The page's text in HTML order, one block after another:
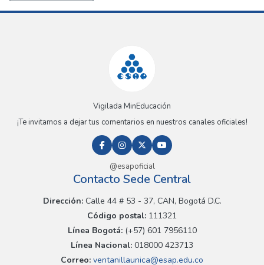
Vigilada MinEducación
¡Te invitamos a dejar tus comentarios en nuestros canales oficiales!
@esapoficial
Contacto Sede Central
Dirección:Calle 44 # 53 - 37, CAN, Bogotá D.C.
Código postal: 111321
Línea Bogotá:(+57) 601 7956110
Línea Nacional: 018000 423713
Correo: ventanillaunica@esap.edu.co